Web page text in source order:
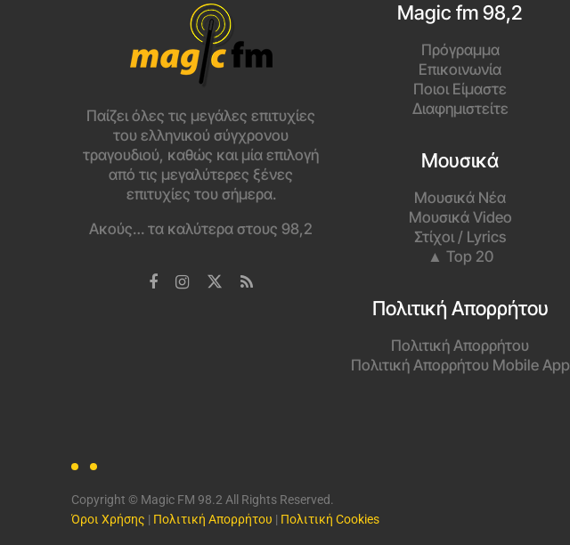
Παίζει όλες τις μεγάλες επιτυχίες
του ελληνικού σύγχρονου
τραγουδιού, καθώς και μία επιλογή
από τις μεγαλύτερες ξένες
επιτυχίες του σήμερα.
Ακούς… τα καλύτερα στους 98,2
Magic fm 98,2
Πρόγραμμα
Επικοινωνία
Ποιοι Είμαστε
Διαφημιστείτε
Μουσικά
Μουσικά Νέα
Μουσικά Video
Στίχοι / Lyrics
▲ Top 20
Πολιτική Απορρήτου
Πολιτική Απορρήτου
Πολιτική Απορρήτου Mobile App
Copyright © Magic FM 98.2 All Rights Reserved.
Όροι Χρήσης | Πολιτική Απορρήτου | Πολιτική Cookies